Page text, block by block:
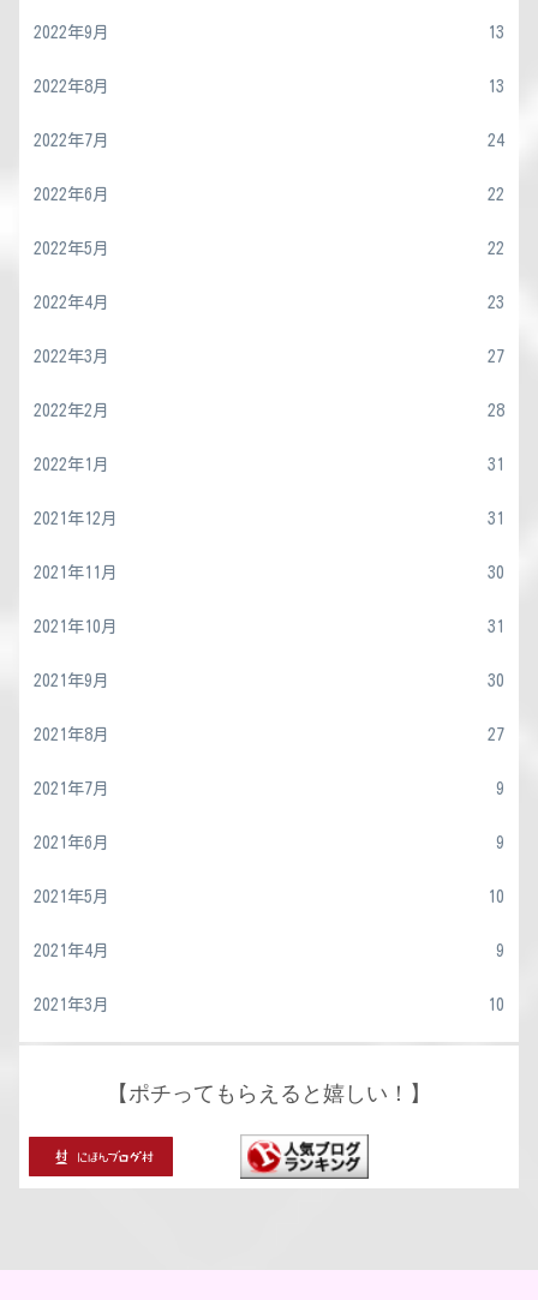
2022年9月 13
2022年8月 13
2022年7月 24
2022年6月 22
2022年5月 22
2022年4月 23
2022年3月 27
2022年2月 28
2022年1月 31
2021年12月 31
2021年11月 30
2021年10月 31
2021年9月 30
2021年8月 27
2021年7月 9
2021年6月 9
2021年5月 10
2021年4月 9
2021年3月 10
【ポチってもらえると嬉しい！】